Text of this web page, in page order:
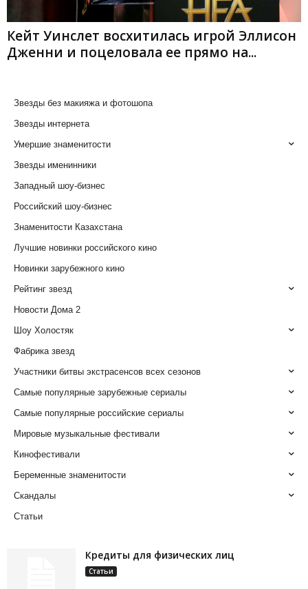
Кейт Уинслет восхитилась игрой Эллисон
Дженни и поцеловала ее прямо на...
Звезды без макияжа и фотошопа
Звезды интернета
Умершие знаменитости
Звезды именинники
Западный шоу-бизнес
Российский шоу-бизнес
Знаменитости Казахстана
Лучшие новинки российского кино
Новинки зарубежного кино
Рейтинг звезд
Новости Дома 2
Шоу Холостяк
Фабрика звезд
Участники битвы экстрасенсов всех сезонов
Самые популярные зарубежные сериалы
Самые популярные российские сериалы
Мировые музыкальные фестивали
Кинофестивали
Беременные знаменитости
Скандалы
Статьи
Кредиты для физических лиц
Статьи